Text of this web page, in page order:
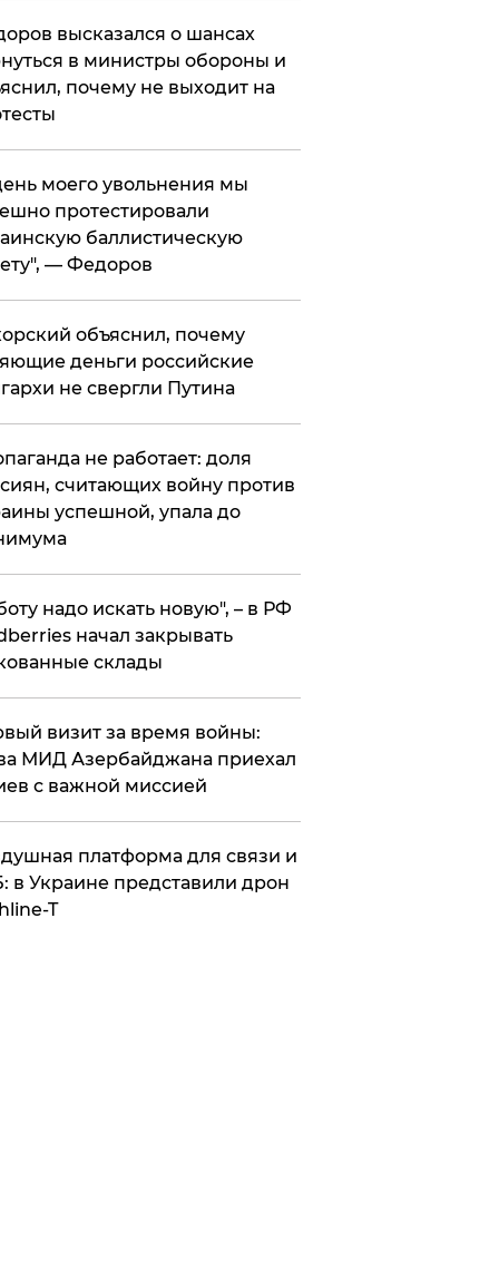
высказался о шансах
в министры обороны и
почему не выходит на
моего увольнения мы
протестировали
баллистическую
— Федоров
объяснил, почему
деньги российские
не свергли Путина
не работает: доля
считающих войну против
успешной, упала до
надо искать новую", – в РФ
начал закрывать
склады
визит за время войны:
МИД Азербайджана приехал
с важной миссией
платформа для связи и
в Украине представили дрон
T